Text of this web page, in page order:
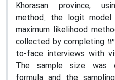
Khorasan province,
method. the logit
maximum likelihood
collected by completing
to-face interviews with
The sample size was